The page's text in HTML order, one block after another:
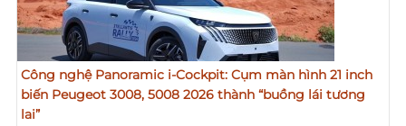
Công nghệ Panoramic i-Cockpit: Cụm màn hình 21 inch
biến Peugeot 3008, 5008 2026 thành “buồng lái tương
lai”